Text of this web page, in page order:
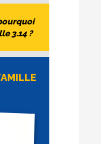
3.14 ?